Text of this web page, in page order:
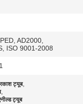
AD2000,
ISO 9001-2008
ट्यूब,
,
ट्यूब